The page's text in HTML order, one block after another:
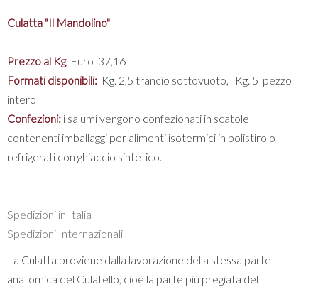
Culatta "Il Mandolino"
Prezzo al Kg. Euro 37,16
Formati disponibili: Kg. 2,5 trancio sottovuoto, Kg. 5 pezzo
intero
Confezioni: i salumi vengono confezionati in scatole
contenenti imballaggi per alimenti isotermici in polistirolo
refrigerati con ghiaccio sintetico.
Spedizioni in Italia
Spedizioni Internazionali
La Culatta proviene dalla lavorazione della stessa parte
anatomica del Culatello, cioè la parte più pregiata del